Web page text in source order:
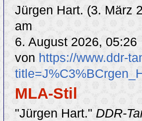
Jürgen Hart. (3. März
am
6. August 2026, 05:26
von https://www.ddr-
MLA-Stil
"Jürgen Hart."DDR-